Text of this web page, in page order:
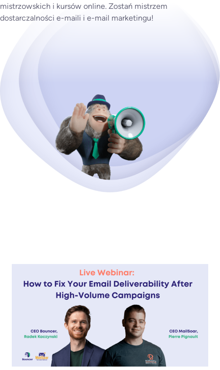
mistrzowskich i kursów online. Zostań mistrzem
dostarczalności e-maili i e-mail marketingu!